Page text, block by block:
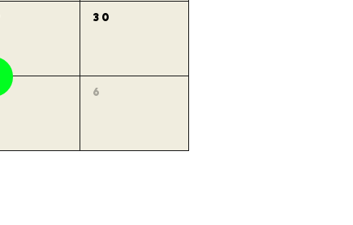
30
6